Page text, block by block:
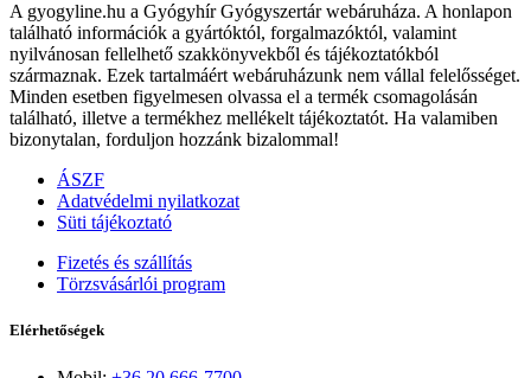
A gyogyline.hu a Gyógyhír Gyógyszertár webáruháza. A honlapon
található információk a gyártóktól, forgalmazóktól, valamint
nyilvánosan fellelhető szakkönyvekből és tájékoztatókból
származnak. Ezek tartalmáért webáruházunk nem vállal felelősséget.
Minden esetben figyelmesen olvassa el a termék csomagolásán
található, illetve a termékhez mellékelt tájékoztatót. Ha valamiben
bizonytalan, forduljon hozzánk bizalommal!
ÁSZF
Adatvédelmi nyilatkozat
Süti tájékoztató
Fizetés és szállítás
Törzsvásárlói program
Elérhetőségek